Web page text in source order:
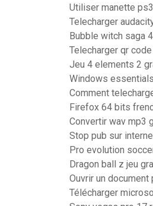
Utiliser manette
Telecharger
Bubble witch saga
Telecharger qr
Jeu 4 elements 2
Windows
Comment
Firefox 64 bits
Convertir wav mp3
Stop pub sur
Pro evolution
Dragon ball z jeu
Ouvrir un
Télécharger